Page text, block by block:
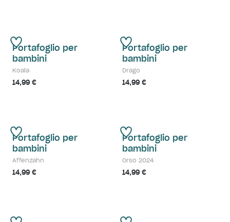
Portafoglio per
bambini
Koala
14,99 €
Portafoglio per
bambini
Drago
14,99 €
Portafoglio per
bambini
Affenzahn
14,99 €
Portafoglio per
bambini
Orso 2024
14,99 €